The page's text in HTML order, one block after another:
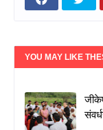
YOU MAY LIKE